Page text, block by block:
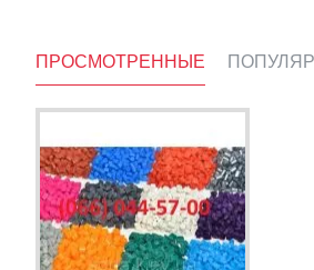
ПРОСМОТРЕННЫЕ